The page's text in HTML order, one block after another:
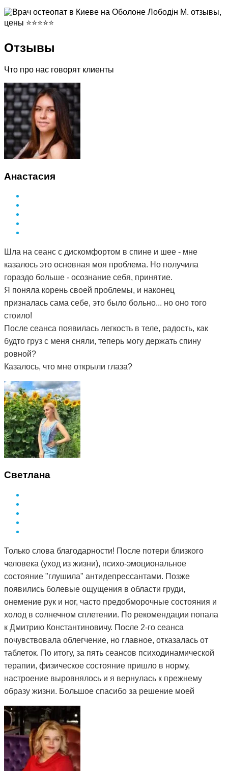
Отзывы
Что про нас говорят клиенты
Анастасия
Шла на сеанс с дискомфортом в спине и шее - мне
казалось это основная моя проблема. Но получила
гораздо больше - осознание себя, принятие.
Я поняла корень своей проблемы, и наконец
призналась сама себе, это было больно... но оно того
стоило!
После сеанса появилась легкость в теле, радость, как
будто груз с меня сняли, теперь могу держать спину
ровной?
Казалось, что мне открыли глаза?
Светлана
Только слова благодарности! После потери близкого
человека (уход из жизни), психо-эмоциональное
состояние "глушила" антидепрессантами. Позже
появились болевые ощущения в области груди,
онемение рук и ног, часто предобморочные состояния и
холод в солнечном сплетении. По рекомендации попала
к Дмитрию Константиновичу. После 2-го сеанса
почувствовала облегчение, но главное, отказалась от
таблеток. По итогу, за пять сеансов психодинамической
терапии, физическое состояние пришло в норму,
настроение выровнялось и я вернулась к прежнему
образу жизни. Большое спасибо за решение моей
проблемы и деликатный подход.